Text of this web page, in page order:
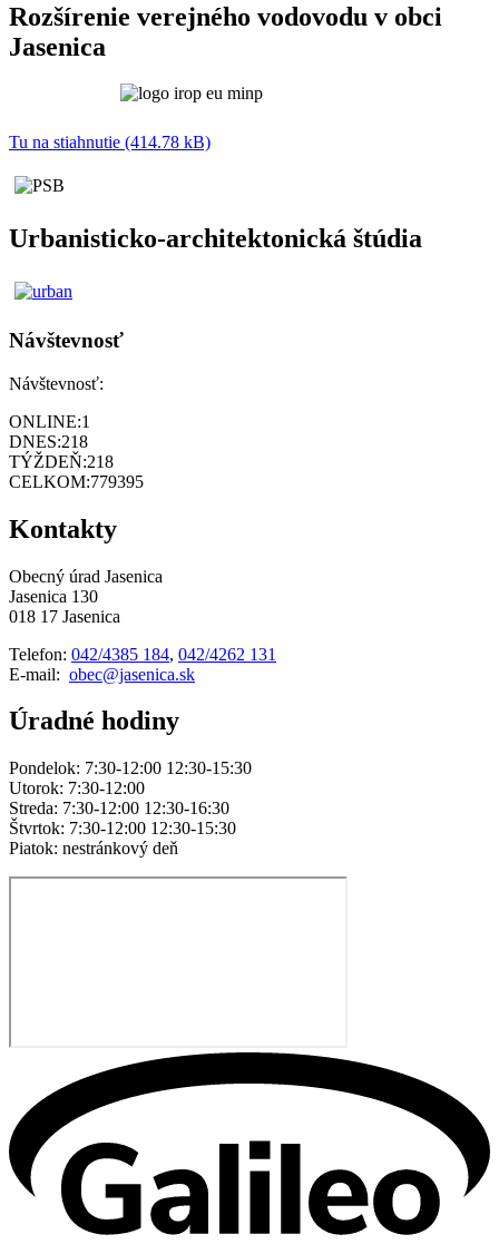
Rozšírenie verejného vodovodu v obci
Jasenica
Tu na stiahnutie (414.78 kB)
Urbanisticko-architektonická štúdia
Návštevnosť
Návštevnosť:
ONLINE:1
DNES:218
TÝŽDEŇ:218
CELKOM:779395
Kontakty
Obecný úrad Jasenica
Jasenica 130
018 17 Jasenica
Telefon: 042/4385 184, 042/4262 131
E-mail: obec@jasenica.sk
Úradné hodiny
Pondelok: 7:30-12:00 12:30-15:30
Utorok: 7:30-12:00
Streda: 7:30-12:00 12:30-16:30
Štvrtok: 7:30-12:00 12:30-15:30
Piatok: nestránkový deň